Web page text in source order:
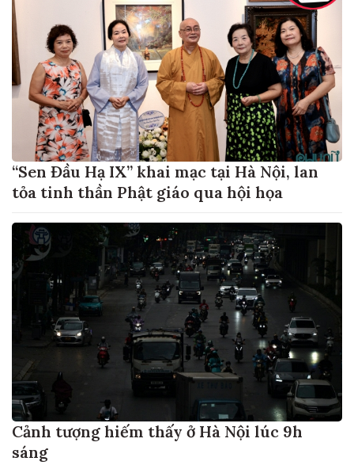
“Sen Đầu Hạ IX” khai mạc tại Hà Nội, lan
tỏa tinh thần Phật giáo qua hội họa
Cảnh tượng hiếm thấy ở Hà Nội lúc 9h
sáng